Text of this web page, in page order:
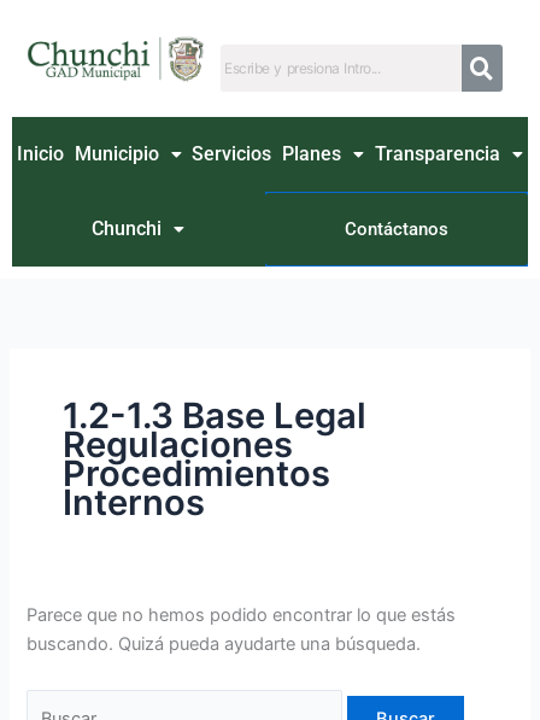
contenido
Inicio Municipio Servicios Planes Transparencia
Chunchi Contáctanos
1.2-1.3 Base Legal
Regulaciones
Procedimientos
Internos
Parece que no hemos podido encontrar lo que estás
buscando. Quizá pueda ayudarte una búsqueda.
por: